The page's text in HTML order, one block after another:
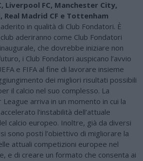
Liverpool FC, Manchester City,
Madrid CF e Tottenham
in qualità di Club Fondatori. È
aderiranno come Club Fondatori
che dovrebbe iniziare non
i Club Fondatori auspicano l’avvio
e FIFA al fine di lavorare insieme
dei migliori risultati possibili
il calcio nel suo complesso. La
League arriva in un momento in cui la
l’instabilità dell’attuale
calcio europeo. Inoltre, già da diversi
sono posti l’obiettivo di migliorare la
attuali competizioni europee nel
e di creare un formato che consenta ai